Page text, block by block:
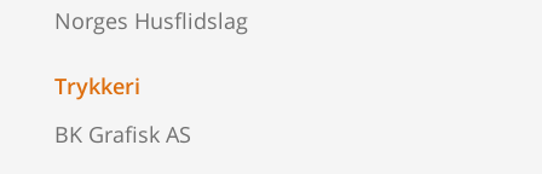
Norges Husflidslag
Trykkeri
BK Grafisk AS